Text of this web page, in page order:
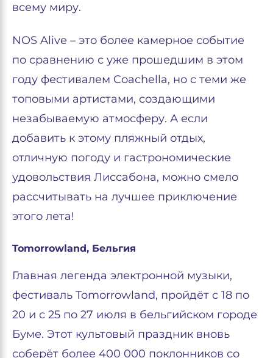
всему миру.
NOS Alive – это более камерное событие
по сравнению с уже прошедшим в этом
году фестивалем Coachella, но с теми же
топовыми артистами, создающими
незабываемую атмосферу. А если
добавить к этому пляжный отдых,
отличную погоду и гастрономические
удовольствия Лиссабона, можно смело
рассчитывать на лучшее приключение
этого лета!
Tomorrowland, Бельгия
Главная легенда электронной музыки,
фестиваль Tomorrowland, пройдёт с 18 по
20 и с 25 по 27 июля в бельгийском городе
Буме. Этот культовый праздник вновь
соберёт более 400 000 поклонников со